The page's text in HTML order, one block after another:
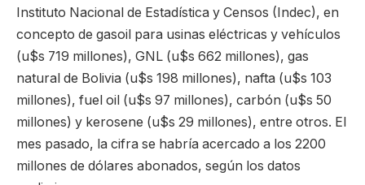
Instituto Nacional de Estadística y Censos (Indec), en
concepto de gasoil para usinas eléctricas y vehículos
(u$s 719 millones), GNL (u$s 662 millones), gas
natural de Bolivia (u$s 198 millones), nafta (u$s 103
millones), fuel oil (u$s 97 millones), carbón (u$s 50
millones) y kerosene (u$s 29 millones), entre otros. El
mes pasado, la cifra se habría acercado a los 2200
millones de dólares abonados, según los datos